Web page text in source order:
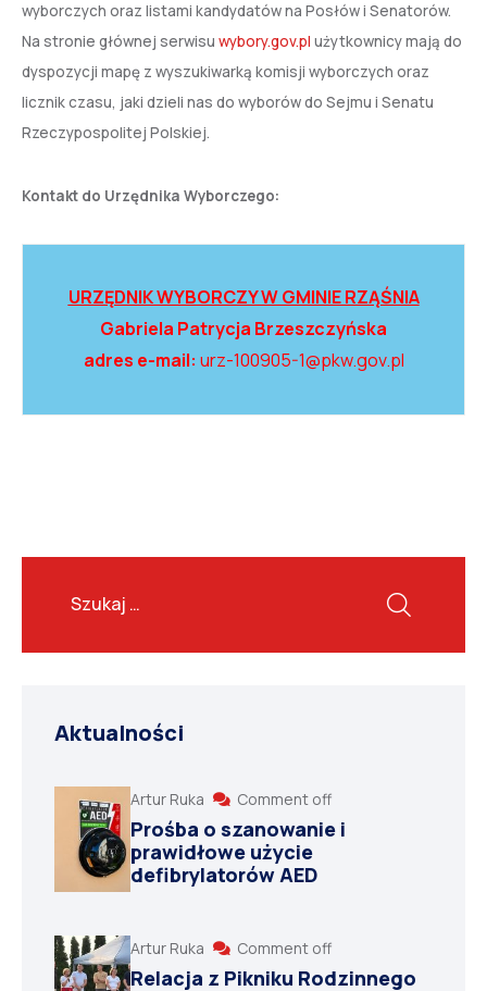
wyborczych oraz listami kandydatów na Posłów i Senatorów.
Na stronie głównej serwisu wybory.gov.pl użytkownicy mają do
dyspozycji mapę z wyszukiwarką komisji wyborczych oraz
licznik czasu, jaki dzieli nas do wyborów do Sejmu i Senatu
Rzeczypospolitej Polskiej.
Kontakt do Urzędnika Wyborczego:
URZĘDNIK WYBORCZY W GMINIE RZĄŚNIA
Gabriela Patrycja Brzeszczyńska
adres e-mail: urz-100905-1@pkw.gov.pl
Aktualności
Artur Ruka Comment off
Prośba o szanowanie i
prawidłowe użycie
defibrylatorów AED
Artur Ruka Comment off
Relacja z Pikniku Rodzinnego